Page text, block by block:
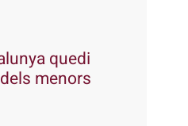
quedi
menors